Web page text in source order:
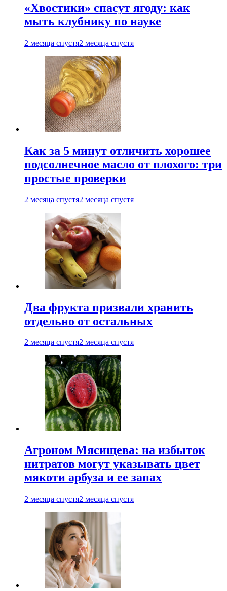
«Хвостики» спасут ягоду: как
мыть клубнику по науке
2 месяца спустя2 месяца спустя
Как за 5 минут отличить хорошее
подсолнечное масло от плохого: три
простые проверки
2 месяца спустя2 месяца спустя
Два фрукта призвали хранить
отдельно от остальных
2 месяца спустя2 месяца спустя
Агроном Мясищева: на избыток
нитратов могут указывать цвет
мякоти арбуза и ее запах
2 месяца спустя2 месяца спустя